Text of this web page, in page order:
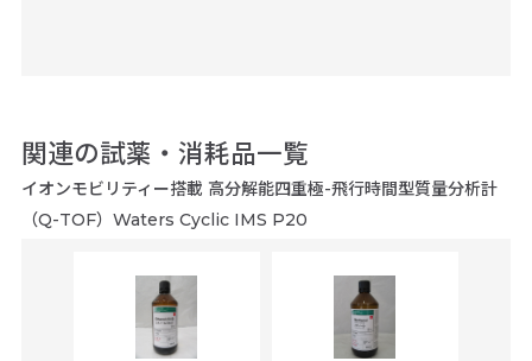
関連の試薬・消耗品一覧
イオンモビリティー搭載 高分解能四重極-飛行時間型質量分析計
（Q-TOF）Waters Cyclic IMS P20